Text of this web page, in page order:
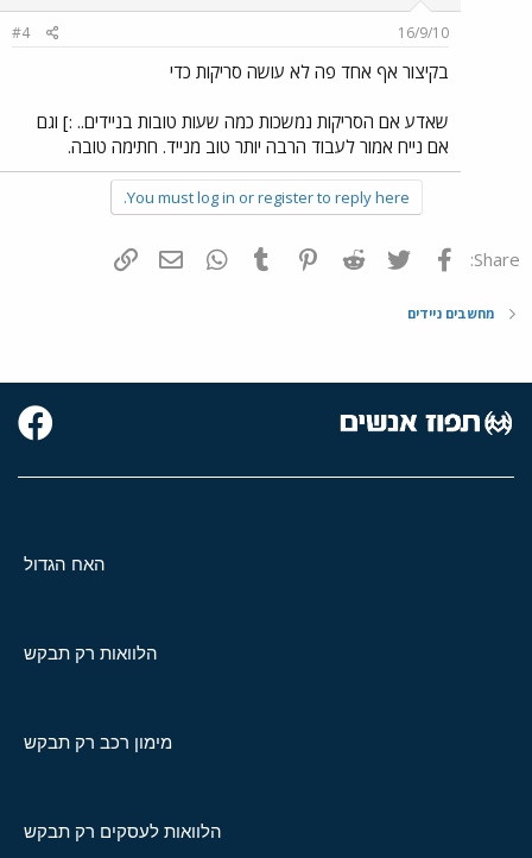
16/9/10
#4
בקיצור אף אחד פה לא עושה סריקות כדי
שאדע אם הסריקות נמשכות כמה שעות טובות בניידים.. :] וגם
אם נייח אמור לעבוד הרבה יותר טוב מנייד. חתימה טובה.
You must log in or register to reply here.
Share: פייסבוק Twitter
Reddit
Pinterest
Tumblr
WhatsAppדואר אלקטרוני
מחשבים ניידים
האח הגדול
הלוואות רק תבקש
מימון רכב רק תבקש
הלוואות לעסקים רק תבקש